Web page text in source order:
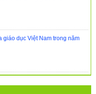
giáo dục Việt Nam trong năm